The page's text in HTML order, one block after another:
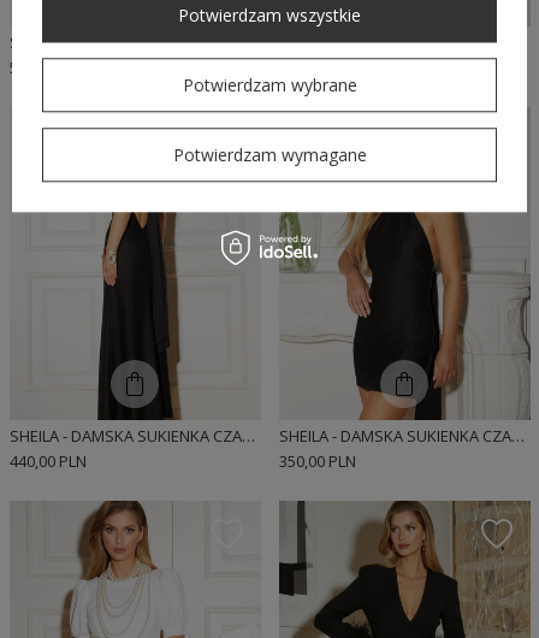
SHEILA - DAMSKA SUKIENKA CZARNA MINI Z DŁUGIMI RĘKAWAMI 'NELINDA'
590,00 PLN
399,00 PLN
SHEILA - DAMSKA SUKIENKA CZARNA MAXI AŻUROWA MAXI 'MARISOL'
440,00 PLN
SHEILA - DAMSKA SUKIENKA CZARNA MINI AŻUROWA 'CARMEN'
350,00 PLN
Potwierdzam wybrane
Potwierdzam wymagane
Potwierdzam wszystkie